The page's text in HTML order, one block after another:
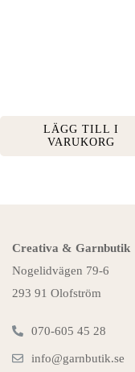
LÄGG TILL I
VARUKORG
Creativa & Garnbutik
Nogelidvägen 79-6
293 91 Olofström
070-605 45 28
info@garnbutik.se